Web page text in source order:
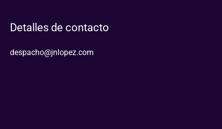
Detalles de contacto
despacho@jnlopez.com